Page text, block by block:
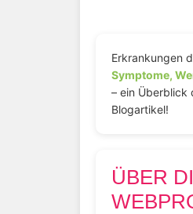
Erkrankungen
Symptome,
– ein Überblick
Blogartikel!
ÜBER